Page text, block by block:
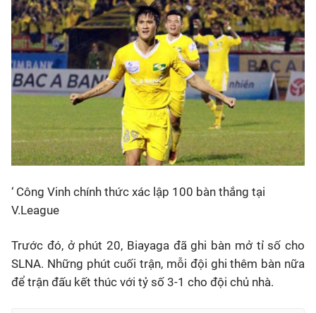
‘ Công Vinh chính thức xác lập 100 bàn thắng tại
V.League
Trước đó, ở phút 20, Biayaga đã ghi bàn mở tỉ số cho
SLNA. Những phút cuối trận, mỗi đội ghi thêm bàn nữa
để trận đấu kết thúc với tỷ số 3-1 cho đội chủ nhà.